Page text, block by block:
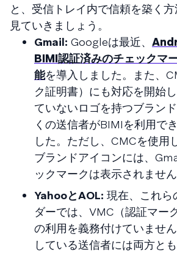
と、受信トレイ内で信頼を築く
見ていきましょう。
Gmail: Googleは最近、
BIMI認証済みのチェックマ
能を導入しました。また、
ク証明書）にも対応を開始
ていないロゴを持つブラン
くの送信者がBIMIを利用で
した。ただし、CMCを使用
ブランドアイコンには、
ックマークは表示されません
YahooとAOL: 現在、これら
ダーでは、VMC（認証マー
の利用を義務付けていませ
している送信者には両方と